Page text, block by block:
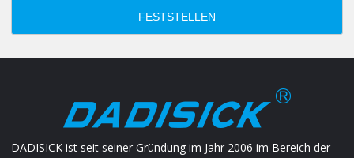
FESTSTELLEN
DADISICK ist seit seiner Gründung im Jahr 2006 im Bereich der